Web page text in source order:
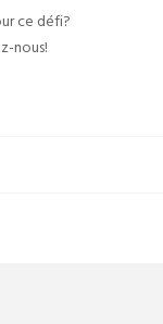
ce défi?
nous!